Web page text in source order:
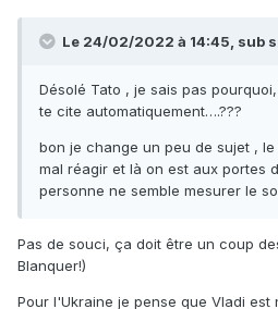
Le 24/02/2022 à 14:45, sub
Désolé Tato , je sais pas
te cite automatiquement….???
bon je change un peu de sujet ,
mal réagir et là on est aux portes
personne ne semble mesurer le
Pas de souci, ça doit être un coup
Blanquer!)
Pour l'Ukraine je pense que Vladi est